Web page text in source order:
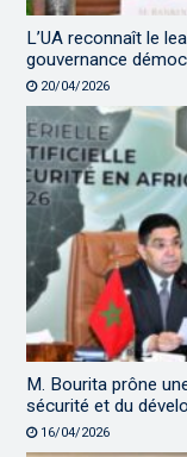
L’UA reconnaît le
gouvernance
20/04/2026
M. Bourita prône
sécurité et du
16/04/2026